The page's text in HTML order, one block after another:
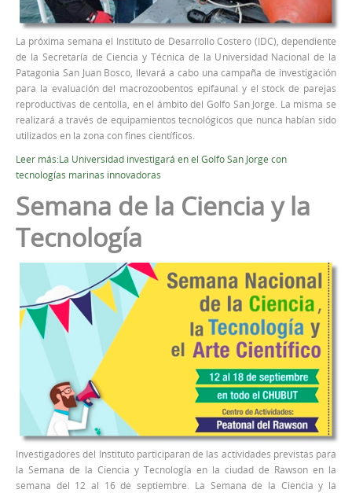
La próxima semana el Instituto de Desarrollo Costero (IDC), dependiente
de la Secretaría de Ciencia y Técnica de la Universidad Nacional de la
Patagonia San Juan Bosco, llevará a cabo una campaña de investigación
para la evaluación del macrozoobentos epifaunal y el stock de parejas
reproductivas de centolla, en el ámbito del Golfo San Jorge. La misma se
realizará a través de equipamientos tecnológicos que nunca habían sido
utilizados en la zona con fines científicos.
Leer más:La Universidad investigará en el Golfo San Jorge con
tecnologías marinas innovadoras
Semana de la Ciencia y la
Tecnología
Investigadores del Instituto participaran de las actividades previstas para
la Semana de la Ciencia y Tecnología en la ciudad de Rawson en la
semana del 12 al 16 de septiembre. La Semana de la Ciencia y la